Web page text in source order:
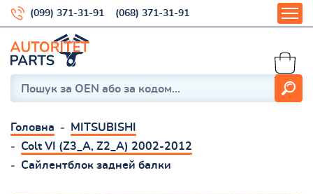
(099) 371-31-91 (068) 371-31-91
Головна
MITSUBISHI
Colt VI (Z3_A, Z2_A) 2002-2012
Сайлентблок задней балки